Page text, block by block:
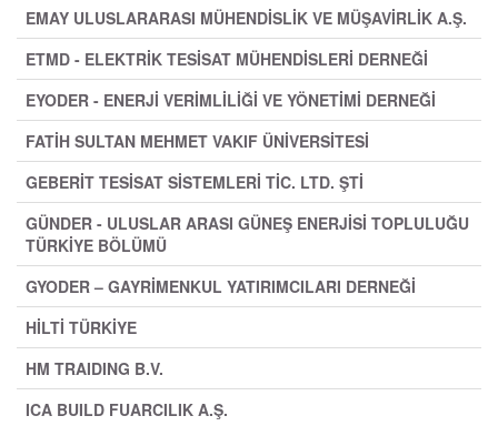
EMAY ULUSLARARASI MÜHENDİSLİK VE MÜŞAVİRLİK A.Ş.
ETMD - ELEKTRİK TESİSAT MÜHENDİSLERİ DERNEĞİ
EYODER - ENERJİ VERİMLİLİĞİ VE YÖNETİMİ DERNEĞİ
FATİH SULTAN MEHMET VAKIF ÜNİVERSİTESİ
GEBERİT TESİSAT SİSTEMLERİ TİC. LTD. ŞTİ
GÜNDER - ULUSLAR ARASI GÜNEŞ ENERJİSİ TOPLULUĞU
TÜRKİYE BÖLÜMÜ
GYODER – GAYRİMENKUL YATIRIMCILARI DERNEĞİ
HİLTİ TÜRKİYE
HM TRAIDING B.V.
ICA BUILD FUARCILIK A.Ş.